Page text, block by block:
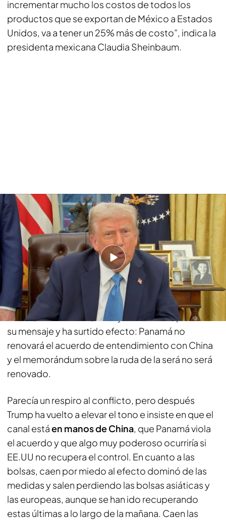
incrementar mucho los costos de todos los
productos que se exportan de México a Estados
Unidos, va a tener un 25% más de costo”, indica la
presidenta mexicana Claudia Sheinbaum.
Donald Trump inicia su particular guerra comercial con aranceles a China,
México y Canadá: también habrá para la UE
Panamá no renovará el acuerdo de
entendimiento con China
China promete contramedidas a las tasas de
Trump, quien en otros de sus frentes -elcanalde
Panamá- insiste en acabar con la influencia del
gigante asiático. Su secretario de Estado de
EE.UU, Marco Rubio, ha viajado a la zona para llevar
su mensaje y ha surtido efecto: Panamá no
renovará el acuerdo de entendimiento con China
y el memorándum sobre la ruda de la será no será
renovado.
Parecía un respiro al conflicto, pero después
Trump ha vuelto a elevar el tono e insiste en que el
canal estáen manos de China, que Panamá viola
el acuerdo y que algo muy poderoso ocurriría si
EE.UU no recupera el control. En cuanto a las
bolsas, caen por miedo al efecto dominó de las
medidas y salen perdiendo las bolsas asiáticas y
las europeas, aunque se han ido recuperando
estas últimas a lo largo de la mañana. Caen las